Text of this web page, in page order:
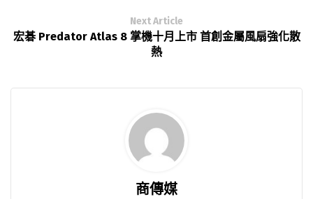
Next Article
宏碁 Predator Atlas 8 掌機十月上市 首創金屬風扇強化散
熱
商傳媒